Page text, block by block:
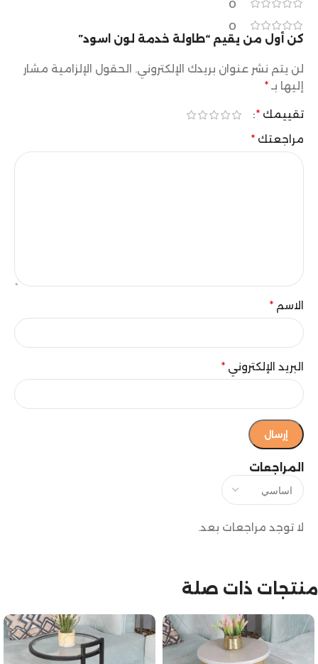
0
0
المراجعات
لا توجد مراجعات بعد.
كن أول من يقيم “طاولة خدمة لون اسود”
لن يتم نشر عنوان بريدك الإلكتروني. الحقول الإلزامية مشار
إليها بـ *
تقييمك *
مراجعتك *
الاسم *
البريد الإلكتروني *
منتجات ذات صلة